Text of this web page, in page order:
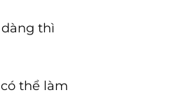
thì
thể làm